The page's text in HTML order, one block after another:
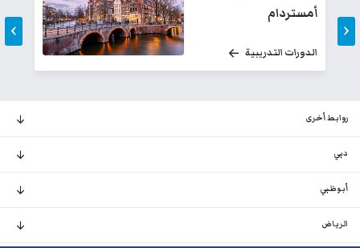
أمستردام
الدورات التدريبية
‹
›
روابط أخرى
دبي
أبوظبي
الرياض